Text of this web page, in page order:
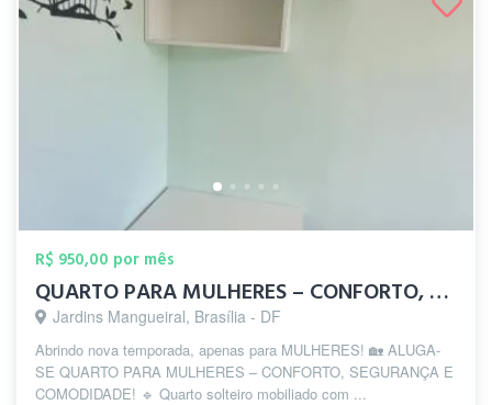
R$ 950,00 por mês
QUARTO PARA MULHERES – CONFORTO, SEGURAN...
Jardins Mangueiral, Brasília - DF
Abrindo nova temporada, apenas para MULHERES! 🏡 ALUGA-
SE QUARTO PARA MULHERES – CONFORTO, SEGURANÇA E
COMODIDADE! 🔹 Quarto solteiro mobiliado com ...